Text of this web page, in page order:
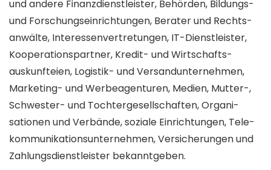
und andere Finanz­dienstleister, Behörden, Bildungs-
und Forschungs­einrichtungen, Berater und Rechts­
anwälte, Interessen­vertretungen, IT-Dienst­leister,
Kooperations­partner, Kredit- und Wirtschafts­
auskunfteien, Logistik- und Versand­unternehmen,
Marketing- und Werbe­agenturen, Medien, Mutter-,
Schwester- und Tochter­gesell­schaften, Organi­
sationen und Verbände, soziale Ein­richtungen, Tele­
kommunikations­unternehmen, Ver­sicherungen und
Zahlungs­dienst­leister bekannt­geben.